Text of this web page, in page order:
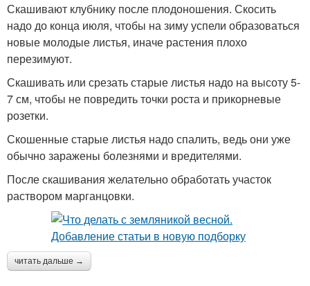
Скашивают клубнику после плодоношения. Скосить
надо до конца июля, чтобы на зиму успели образоваться
новые молодые листья, иначе растения плохо
перезимуют.
Скашивать или срезать старые листья надо на высоту 5-
7 см, чтобы не повредить точки роста и прикорневые
розетки.
Скошенные старые листья надо спалить, ведь они уже
обычно заражены болезнями и вредителями.
После скашивания желательно обработать участок
раствором марганцовки.
читать дальше →